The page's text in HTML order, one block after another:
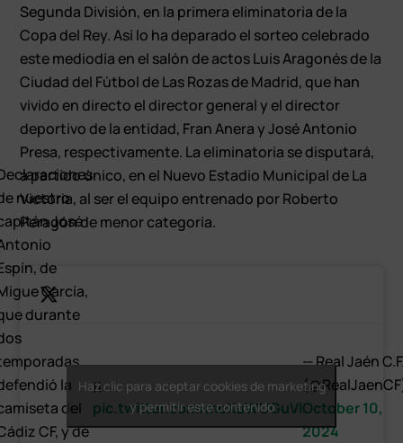
Segunda División, en la primera eliminatoria de la
Copa del Rey. Así lo ha deparado el sorteo celebrado
este mediodía en el salón de actos Luis Aragonés de la
Ciudad del Fútbol de Las Rozas de Madrid, que han
vivido en directo el director general y el director
deportivo de la entidad, Fran Anera y José Antonio
Presa, respectivamente. La eliminatoria se disputará,
a partido único, en el Nuevo Estadio Municipal de La
Victoria, al ser el equipo entrenado por Roberto
Peragón de menor categoría.
nuestro
José
de
García,
durante
la
del
CF, y de
¡¡ …
pic.twitter.com/moXuWUGuVI
— Real Jaén
October 10,
2024
Haz clic para aceptar cookies de marketing
y permitir este contenido